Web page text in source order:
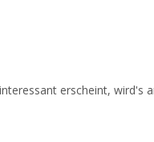
erscheint, wird's